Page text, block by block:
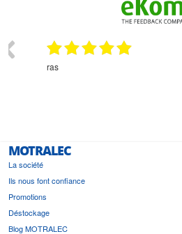
ras
MOTRALEC
La société
Ils nous font confiance
Promotions
Déstockage
Blog MOTRALEC